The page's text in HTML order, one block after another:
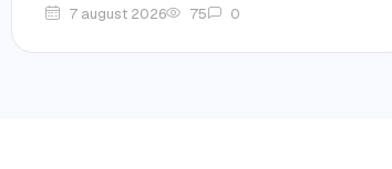
7 august 2026
75 0